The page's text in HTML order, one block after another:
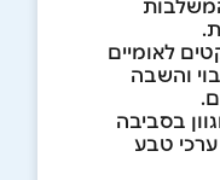
המשלבות
לאומיים
והשבה
בסביבה
טבע